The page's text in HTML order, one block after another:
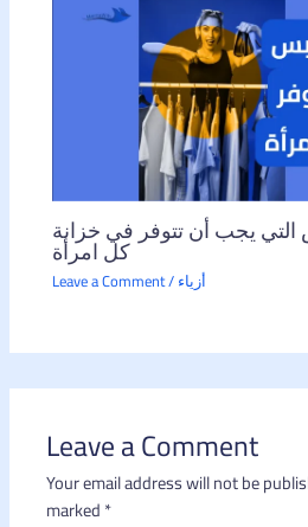
يجب أن تتوفر في خزانة
كل امرأة
Leave a Comment/أزياء
Leave a Comment
Your email address will not be
marked*